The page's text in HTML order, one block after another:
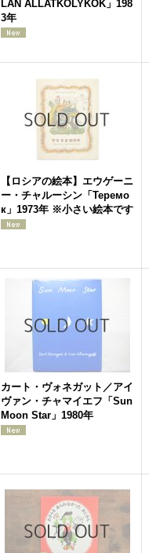
LAN ALLATKOLYKOK」198
3年
【ロシアの絵本】エウゲーニ
ー・チャルーシン「Теремо
к」1973年 ※小さい絵本です
カート・ヴォネガット／アイ
ヴァン・チャマイエフ「Sun
Moon Star」1980年